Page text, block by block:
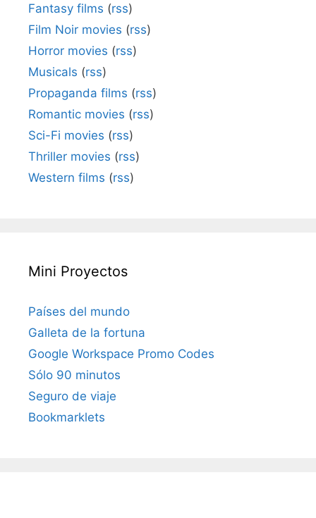
Fantasy films (rss)
Film Noir movies (rss)
Horror movies (rss)
Musicals (rss)
Propaganda films (rss)
Romantic movies (rss)
Sci-Fi movies (rss)
Thriller movies (rss)
Western films (rss)
Mini Proyectos
Países del mundo
Galleta de la fortuna
Google Workspace Promo Codes
Sólo 90 minutos
Seguro de viaje
Bookmarklets